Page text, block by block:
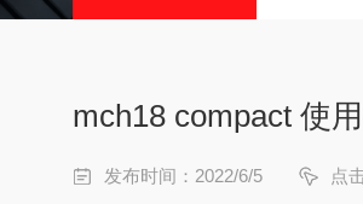
mch18 compact 使
发布时间：2022/6/5 点